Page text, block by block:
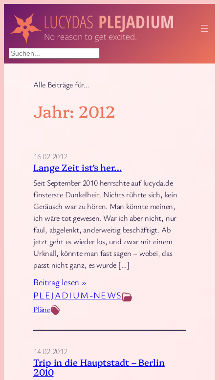
Inhalt
springen
Suchen
Alle Beiträge für…
Jahr: 2012
PLEJADIUM-NEWS
Pläne
16.02.2012
Lange Zeit ist’s her…
Seit September 2010 herrschte auf lucyda.de
finsterste Dunkelheit. Nichts rührte sich, kein
Geräusch war zu hören. Man könnte meinen,
ich wäre tot gewesen. War ich aber nicht, nur
faul, abgelenkt, anderweitig beschäftigt. Ab
jetzt geht es wieder los, und zwar mit einem
Urknall, könnte man fast sagen – wobei, das
passt nicht ganz, es wurde […]
Beitrag lesen »:
L
g
Z
14.02.2012
Trip in die Hauptstadt – Berlin
2010